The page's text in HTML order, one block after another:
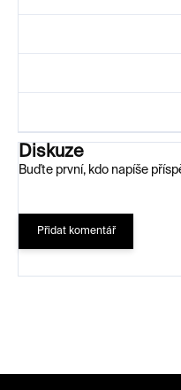
Diskuze
Buďte první, kdo napíše
Přidat komentář